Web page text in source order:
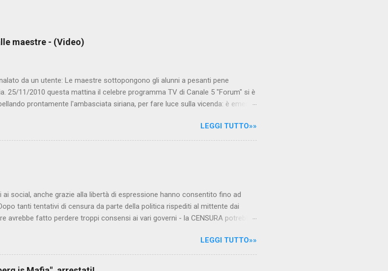
maestre - (Video)
da un utente: Le maestre sottopongono gli alunni a pesanti pene
25/11/2010 questa mattina il celebre programma TV di Canale 5 "Forum" si è
prontamente l'ambasciata siriana, per fare luce sulla vicenda: è emerso
dalla scuola. LEGGI IL SERVIZIO . staff nocensura.com Condividi su Facebook
LEGGI TUTTO»»
social, anche grazie alla libertà di espressione hanno consentito fino ad
tanti tentativi di censura da parte della politica rispediti al mittente dai
avrebbe fatto perdere troppi consensi ai vari governi - la CENSURA potrebbe
con AGCOM) tra l'altro il momento è proprizio perché al governo non c'è più
, controfigura di Renzi messo li per mettere la faccia su quelle misure
sarebbero state sconvenienti , dai miliardi da sborsare per le banche allo
LEGGI TUTTO»»